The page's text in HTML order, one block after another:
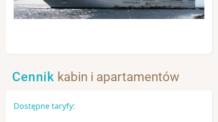
Cennik kabin i apartamentów
Dostępne taryfy: